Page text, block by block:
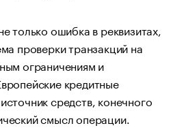
только ошибка в реквизитах,
проверки транзакций на
ограничениям и
кредитные
средств, конечного
смысл операции.